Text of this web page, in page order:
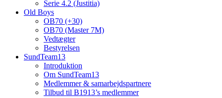
Serie 4.2 (Justitia)
Old Boys
OB70 (+30)
OB70 (Master 7M)
Vedtægter
Bestyrelsen
SundTeam13
Introduktion
Om SundTeam13
Medlemmer & samarbejdspartnere
Tilbud til B1913’s medlemmer